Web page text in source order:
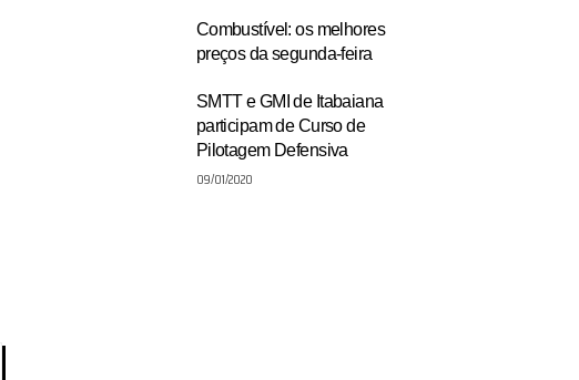
Combustível: os melhores
preços da segunda-feira
SMTT e GMI de Itabaiana
participam de Curso de
Pilotagem Defensiva
09/01/2020